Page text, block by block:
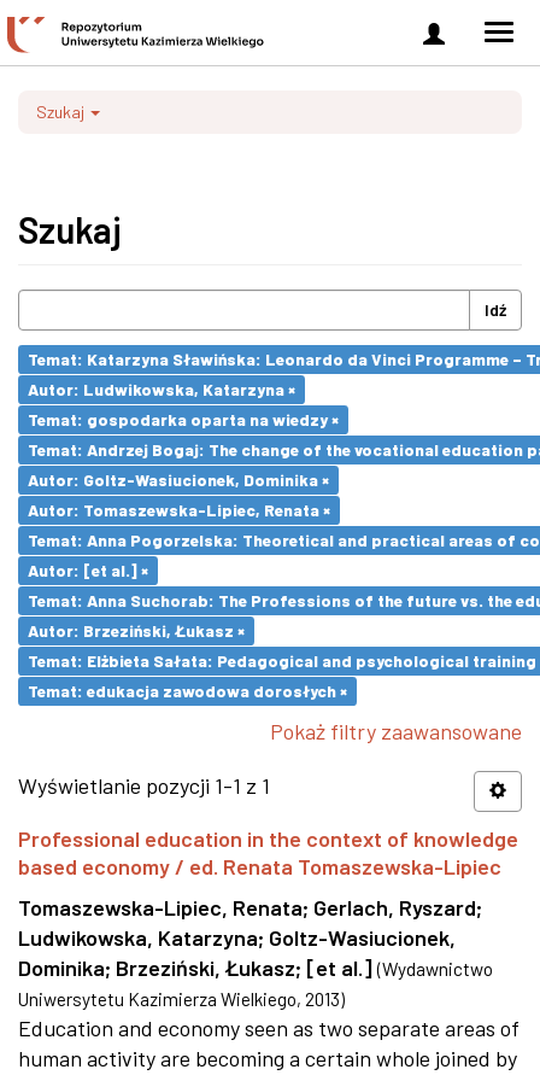
Zaloguj
się
Szukaj
Szukaj
Idź
Temat: Katarzyna Sławińska: Leonardo da Vinci Programme
Autor: Ludwikowska, Katarzyna ×
Temat: gospodarka oparta na wiedzy ×
Temat: Andrzej Bogaj: The change of the vocational education
Autor: Goltz-Wasiucionek, Dominika ×
Autor: Tomaszewska-Lipiec, Renata ×
Temat: Anna Pogorzelska: Theoretical and practical areas of
Autor: [et al.] ×
Temat: Anna Suchorab: The Professions of the future vs. the
Autor: Brzeziński, Łukasz ×
Temat: Elżbieta Sałata: Pedagogical and psychological
Temat: edukacja zawodowa dorosłych ×
Pokaż filtry zaawansowane
Wyświetlanie pozycji 1-1 z 1
Professional education in the context of knowledge
based economy / ed. Renata Tomaszewska-Lipiec
Tomaszewska-Lipiec, Renata; Gerlach, Ryszard;
Ludwikowska, Katarzyna; Goltz-Wasiucionek,
Dominika; Brzeziński, Łukasz; [et al.] (Wydawnictwo
Uniwersytetu Kazimierza Wielkiego, 2013)
Education and economy seen as two separate areas of
human activity are becoming a certain whole joined by